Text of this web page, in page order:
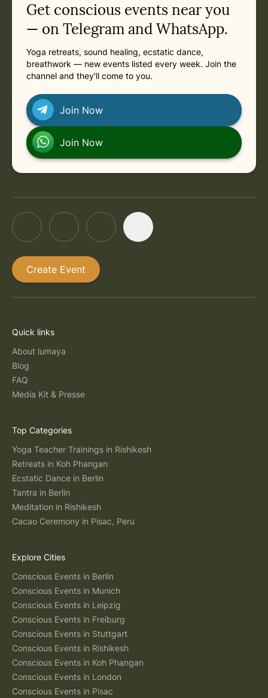
Get conscious events near you
— on Telegram and WhatsApp.
Yoga retreats, sound healing, ecstatic dance,
breathwork — new events listed every week. Join the
channel and they'll come to you.
Join Now
Join Now
Create Event
Quick links
About lumaya
Blog
FAQ
Media Kit & Presse
Top Categories
Yoga Teacher Trainings in Rishikesh
Retreats in Koh Phangan
Ecstatic Dance in Berlin
Tantra in Berlin
Meditation in Rishikesh
Cacao Ceremony in Pisac, Peru
Explore Cities
Conscious Events in Berlin
Conscious Events in Munich
Conscious Events in Leipzig
Conscious Events in Freiburg
Conscious Events in Stuttgart
Conscious Events in Rishikesh
Conscious Events in Koh Phangan
Conscious Events in London
Conscious Events in Pisac